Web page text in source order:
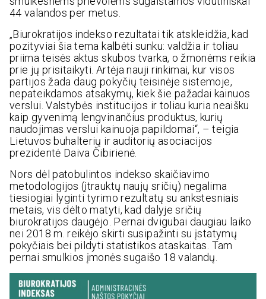
44 valandos per metus.
„Biurokratijos indekso rezultatai tik atskleidžia, kad
pozityviai šia tema kalbėti sunku: valdžia ir toliau
priima teisės aktus skubos tvarka, o žmonėms reikia
prie jų prisitaikyti. Artėja nauji rinkimai, kur visos
partijos žada daug pokyčių teisinėje sistemoje,
nepateikdamos atsakymų, kiek šie pažadai kainuos
verslui. Valstybės institucijos ir toliau kuria neaišku
kaip gyvenimą lengvinančius produktus, kurių
naudojimas verslui kainuoja papildomai“, – teigia
Lietuvos buhalterių ir auditorių asociacijos
prezidentė Daiva Čibirienė.
Nors dėl patobulintos indekso skaičiavimo
metodologijos (įtrauktų naujų sričių) negalima
tiesiogiai lyginti tyrimo rezultatų su ankstesniais
metais, vis dėlto matyti, kad dalyje sričių
biurokratijos daugėjo. Pernai dvigubai daugiau laiko
nei 2018 m. reikėjo skirti susipažinti su įstatymų
pokyčiais bei pildyti statistikos ataskaitas. Tam
pernai smulkios įmonės sugaišo 18 valandų.